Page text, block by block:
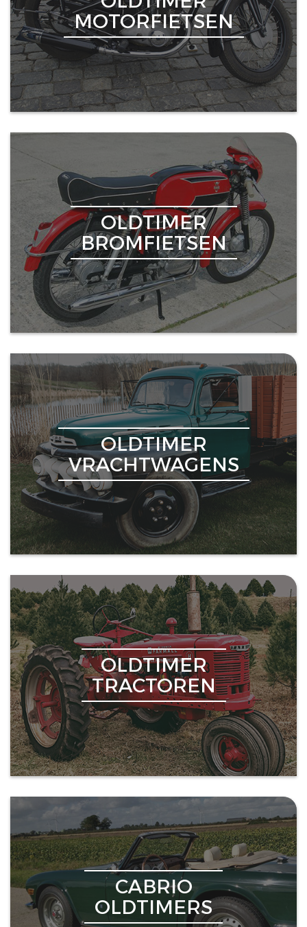
MOTORFIETSEN
OLDTIMER
BROMFIETSEN
OLDTIMER
VRACHTWAGENS
OLDTIMER
TRACTOREN
CABRIO
OLDTIMERS